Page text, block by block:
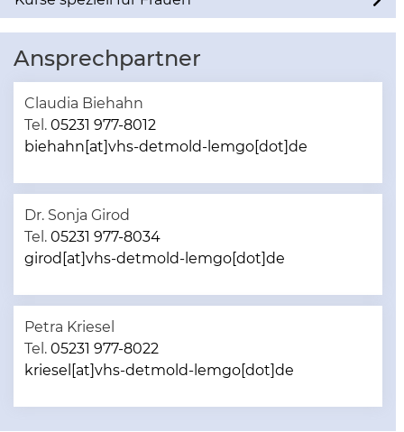
Ansprechpartner
Claudia Biehahn
Tel. 05231 977-8012
biehahn[at]vhs-detmold-lemgo[dot]de
Dr. Sonja Girod
Tel. 05231 977-8034
girod[at]vhs-detmold-lemgo[dot]de
Petra Kriesel
Tel. 05231 977-8022
kriesel[at]vhs-detmold-lemgo[dot]de